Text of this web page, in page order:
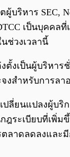
ผู้บริหาร SEC,
เป็นบุคคลที่
นช่วงเวลานี้
ตั้งเป็นผู้บริหาร
งสำหรับการลา
ปลี่ยนแปลงผู้บริ
ระเบียบที่เพิ่มขึ้
ลาดลดลงและ